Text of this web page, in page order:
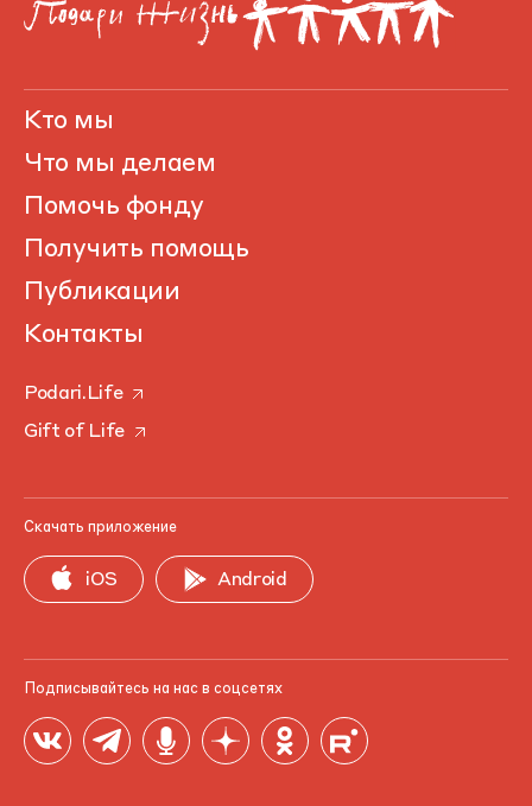
Кто мы
Что мы делаем
Помочь фонду
Получить помощь
Публикации
Контакты
Podari.Life
Gift of Life
Скачать приложение
iOS Android
Подписывайтесь на нас в соцсетях